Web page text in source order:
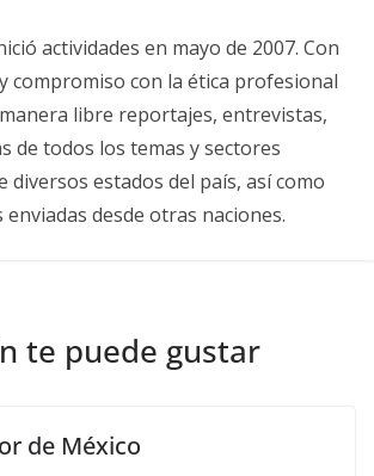
actividades en mayo de 2007. Con
compromiso con la ética profesional
libre reportajes, entrevistas,
de todos los temas y sectores
diversos estados del país, así como
desde otras naciones.
te puede gustar
de México